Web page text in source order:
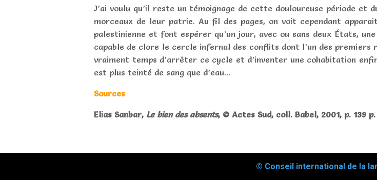
J’ai voulu qu’il reste un témoignage de cette douloureuse période
morceaux de leur patrie. Au fil des pages, on voit cependant
palestinienne et font espérer qu’un jour, avec ou sans deux États,
capable de clore le cercle infernal des conflits dont l’un des premiers
vraiment temps d’arrêter ce cycle et d’inventer une cohabitation
est plus teinté de sang que d’eau...
Sources
Elias Sanbar, Le bien des absents, © Actes Sud, coll. Babel, 2001, p. 139 p.
© Conseil international de la